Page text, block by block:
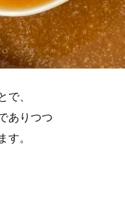
で、
ありつつ
す。